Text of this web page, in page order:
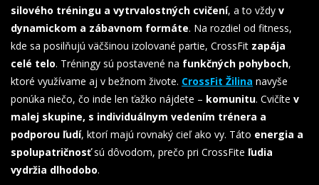
silového tréningu a vytrvalostných cvičení, a to vždy v
dynamickom a zábavnom formáte. Na rozdiel od fitness,
kde sa posilňujú väčšinou izolované partie, CrossFit zapája
celé telo. Tréningy sú postavené na funkčných pohyboch,
ktoré využívame aj v bežnom živote. CrossFit Žilina navyše
ponúka niečo, čo inde len ťažko nájdete – komunitu. Cvičíte v
malej skupine, s individuálnym vedením trénera a
podporou ľudí, ktorí majú rovnaký cieľ ako vy. Táto energia a
spolupatričnosťsú dôvodom, prečo pri CrossFite ľudia
vydržia dlhodobo.